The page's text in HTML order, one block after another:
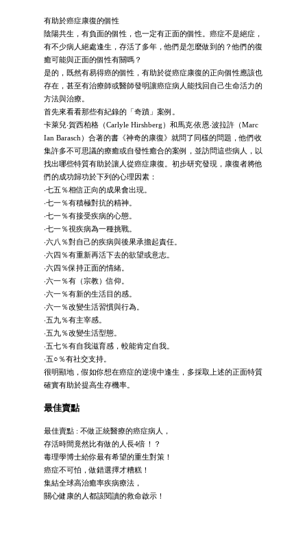
有助於癌症康復的個性
陰陽共生，有負面的個性，也一定有正面的個性。癌症不是絕症，
有不少病人絕處逢生，存活了多年，他們是怎麼做到的？他們的復
癒可能與正面的個性有關嗎？
是的，既然有易得癌的個性，有助於從癌症康復的正向個性應該也
存在，甚至有治療師或醫師發明讓癌症病人能找回自己生命活力的
方法與治療。
首先來看看那些有紀錄的「奇蹟」案例。
卡萊兒‧賀西柏格（Carlyle Hirshberg）和馬克‧依恩‧波拉許（Marc
Ian Barasch）合著的書《神奇的康復》就問了同樣的問題，他們收
集許多不可思議的療癒或自發性癒合的案例，並訪問這些病人，以
找出哪些特質有助於讓人從癌症康復。初步研究發現，康復者將他
們的成功歸功於下列的心理因素：
‧七五％相信正向的成果會出現。
‧七一％有積極對抗的精神。
‧七一％有接受疾病的心態。
‧七一％視疾病為一種挑戰。
‧六八％對自己的疾病與後果承擔起責任。
‧六四％有重新再活下去的欲望或意志。
‧六四％保持正面的情緒。
‧六一％有（宗教）信仰。
‧六一％有新的生活目的感。
‧六一％改變生活習慣與行為。
‧五九％有主宰感。
‧五九％改變生活型態。
‧五七％有自我滋育感，較能肯定自我。
‧五○％有社交支持。
很明顯地，假如你想在癌症的逆境中逢生，多採取上述的正面特質
確實有助於提高生存機率。
最佳賣點
最佳賣點 : 不做正統醫療的癌症病人，
存活時間竟然比有做的人長4倍！？
毒理學博士給你最有希望的重生對策！
癌症不可怕，做錯選擇才糟糕！
集結全球高治癒率疾病療法，
關心健康的人都該閱讀的救命啟示！